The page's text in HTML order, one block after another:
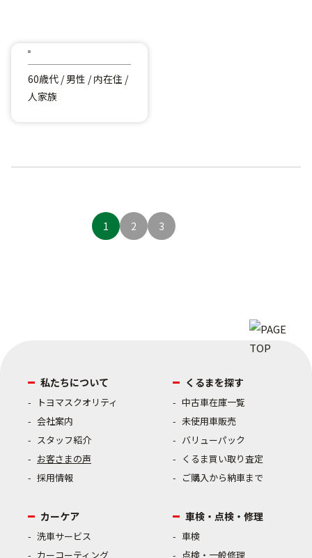
60歳代 / 男性 / 内在住 /
人家族
1 2 3
私たちについて
トヨマスクオリティ
会社案内
スタッフ紹介
お客さまの声
採用情報
くるまを探す
中古車在庫一覧
未使用車販売
バリューパック
くるま買い取り査定
ご購入から納車まで
カーケア
洗車サービス
カーコーティング
車検・点検・修理
車検
点検・一般修理